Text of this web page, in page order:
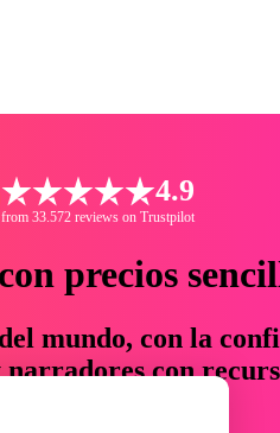
4.9
from 33.572 reviews on Trustpilot
precios
mundo, con la
con
y presupuesto.